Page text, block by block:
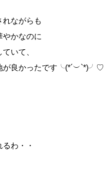
れながらも
やかなのに
いて、
が良かったです╰(*´︶`*)╯♡
わ・・